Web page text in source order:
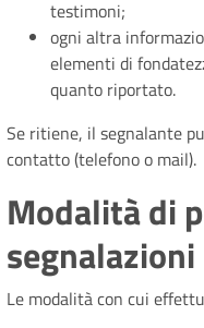
testimoni;
ogni altra
elementi di
quanto riportato.
Se ritiene, il segnalante
contatto (telefono o mail).
Modalità di
segnalazioni
Le modalità con cui